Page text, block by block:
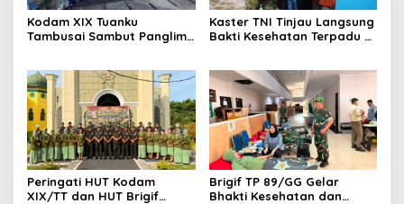
Kodam XIX Tuanku
Tambusai Sambut Panglima
Terintegrasi TNI 2026
Kaster TNI Tinjau Langsung
Bakti Kesehatan Terpadu di
untuk Masyarakat
Peringati HUT Kodam
XIX/TT dan HUT Brigif
Brigif TP 89/GG Gelar
Bhakti Kesehatan dan